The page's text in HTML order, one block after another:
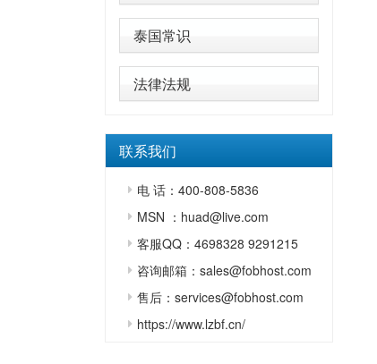
泰国常识
法律法规
联系我们
电 话：400-808-5836
MSN ：huad@live.com
客服QQ：4698328 9291215
咨询邮箱：sales@fobhost.com
售后：services@fobhost.com
https://www.lzbf.cn/